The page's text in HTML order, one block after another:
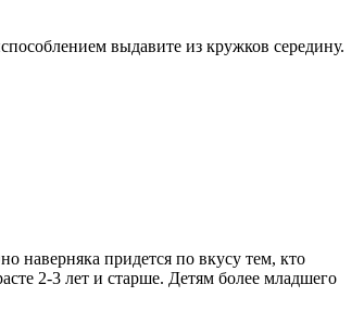
выдавите из кружков середину.
наверняка придется по вкусу тем, кто
2-3 лет и старше. Детям более младшего